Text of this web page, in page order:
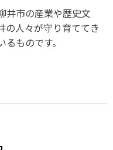
井市の産業や歴史文
の人々が守り育ててき
ものです。